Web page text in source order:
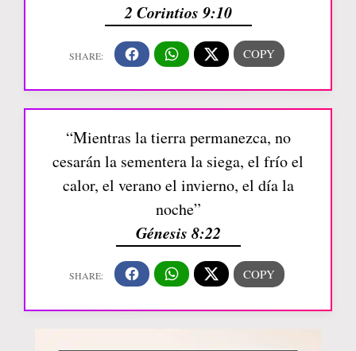
2 Corintios 9:10
“Mientras la tierra permanezca, no
cesarán la sementera la siega, el frío el
calor, el verano el invierno, el día la
noche”
Génesis 8:22